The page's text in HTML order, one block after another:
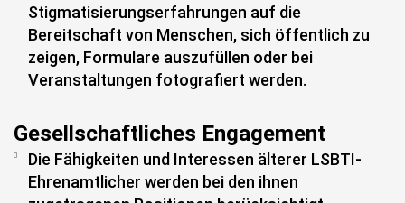
Stigmatisierungserfahrungen auf die
Bereitschaft von Menschen, sich öffentlich zu
zeigen, Formulare auszufüllen oder bei
Veranstaltungen fotografiert werden.
Gesellschaftliches Engagement
Die Fähigkeiten und Interessen älterer LSBTI-
Ehrenamtlicher werden bei den ihnen